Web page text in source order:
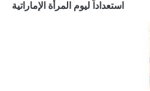
استعداداً ليوم المرأة الإماراتية